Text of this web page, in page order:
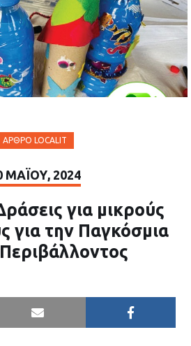
ΆΡΘΡΟ LOCALIT
ΜΑΪ́ΟΥ, 2024
για μικρούς
για την Παγκόσμια